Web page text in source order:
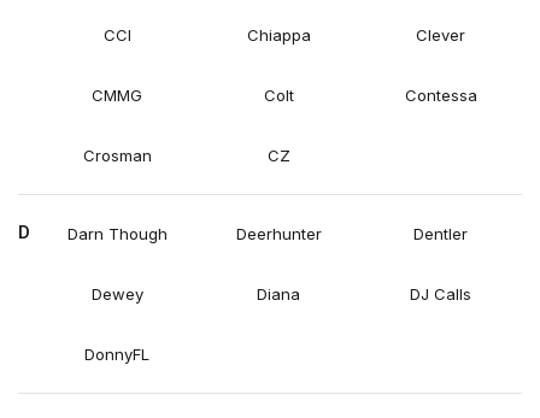
CCI Chiappa Clever
CMMG Colt Contessa
Crosman CZ
D Darn Though Deerhunter Dentler
Dewey Diana DJ Calls
DonnyFL